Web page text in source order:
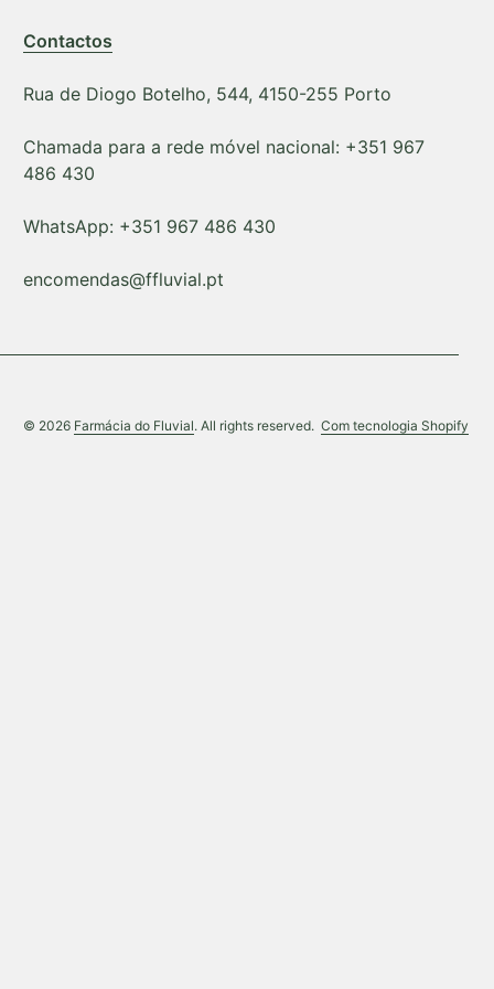
Contactos
Rua de Diogo Botelho, 544, 4150-255 Porto
Chamada para a rede móvel nacional: +351 967
486 430
WhatsApp: +351 967 486 430
encomendas@ffluvial.pt
© 2026 Farmácia do Fluvial. All rights reserved.Com tecnologia Shopify